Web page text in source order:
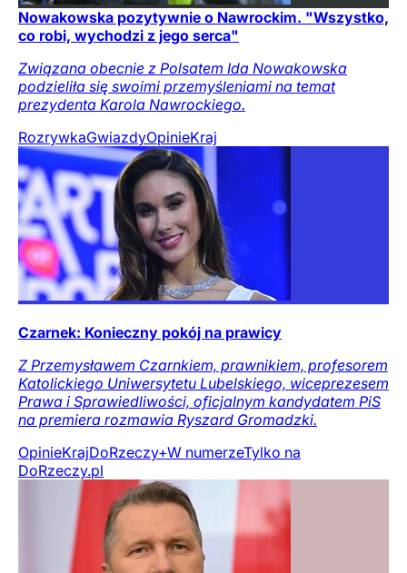
Nowakowska pozytywnie o Nawrockim. "Wszystko,
co robi, wychodzi z jego serca"
Związana obecnie z Polsatem Ida Nowakowska
podzieliła się swoimi przemyśleniami na temat
prezydenta Karola Nawrockiego.
RozrywkaGwiazdyOpinieKraj
Czarnek: Konieczny pokój na prawicy
Z Przemysławem Czarnkiem, prawnikiem, profesorem
Katolickiego Uniwersytetu Lubelskiego, wiceprezesem
Prawa i Sprawiedliwości, oficjalnym kandydatem PiS
na premiera rozmawia Ryszard Gromadzki.
OpinieKrajDoRzeczy+W numerzeTylko na
DoRzeczy.pl